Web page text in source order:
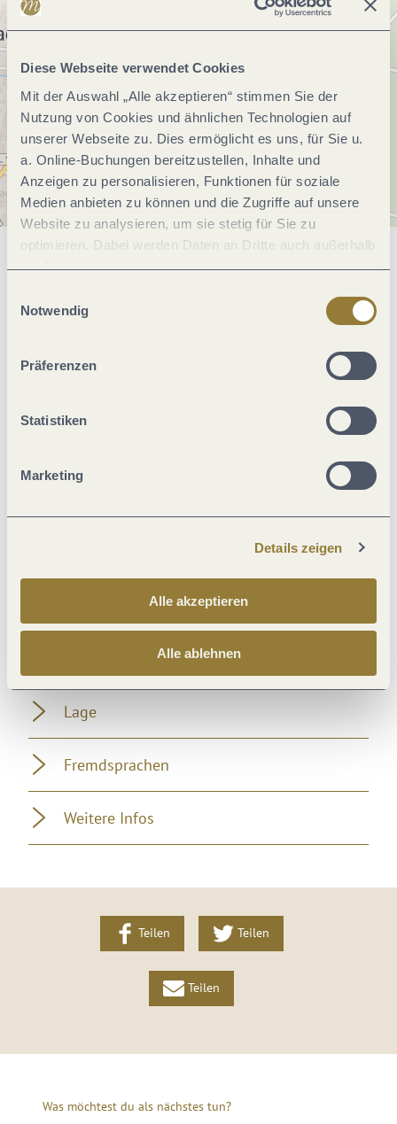
Diese Webseite verwendet Cookies
Mit der Auswahl „Alle akzeptieren“ stimmen Sie der
Nutzung von Cookies und ähnlichen Technologien auf
unserer Webseite zu. Dies ermöglicht es uns, für Sie u.
a. Online-Buchungen bereitzustellen, Inhalte und
Anzeigen zu personalisieren, Funktionen für soziale
Medien anbieten zu können und die Zugriffe auf unsere
Website zu analysieren, um sie stetig für Sie zu
optimieren. Dabei werden Daten an Dritte auch außerhalb
der Europäischen Union weitergegeben und dort
jederzeit widerrufen werden. Mit der Auswahl "Alle
ablehnen" kann es zu Beeinträchtigungen in der Nutzung
Notwendig
Präferenzen
Statistiken
Marketing
Details zeigen
Alle akzeptieren
Alle ablehnen
Allgemeine Informationen
Ausstattung Zimmer/Appartement
Tagung / Kongress
Zahlungsarten
Lage
Fremdsprachen
Weitere Infos
Teilen Teilen
Teilen
Was möchtest du als nächstes tun?